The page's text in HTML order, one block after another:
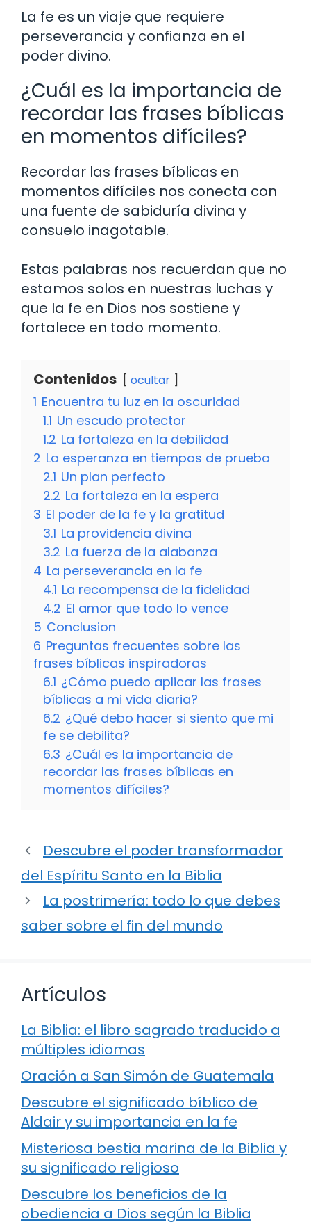
La fe es un viaje que requiere
perseverancia y confianza en el
poder divino.
¿Cuál es la importancia de
recordar las frases bíblicas
en momentos difíciles?
Recordar las frases bíblicas en
momentos difíciles nos conecta con
una fuente de sabiduría divina y
consuelo inagotable.
Estas palabras nos recuerdan que no
estamos solos en nuestras luchas y
que la fe en Dios nos sostiene y
fortalece en todo momento.
Contenidos ocultar
1 Encuentra tu luz en la oscuridad
1.1 Un escudo protector
1.2 La fortaleza en la debilidad
2 La esperanza en tiempos de prueba
2.1 Un plan perfecto
2.2 La fortaleza en la espera
3 El poder de la fe y la gratitud
3.1 La providencia divina
3.2 La fuerza de la alabanza
4 La perseverancia en la fe
4.1 La recompensa de la fidelidad
4.2 El amor que todo lo vence
5 Conclusion
6 Preguntas frecuentes sobre las
frases bíblicas inspiradoras
6.1 ¿Cómo puedo aplicar las frases
bíblicas a mi vida diaria?
6.2 ¿Qué debo hacer si siento que mi
fe se debilita?
6.3 ¿Cuál es la importancia de
recordar las frases bíblicas en
momentos difíciles?
Descubre el poder transformador
del Espíritu Santo en la Biblia
La postrimería: todo lo que debes
saber sobre el fin del mundo
Artículos
La Biblia: el libro sagrado traducido a
múltiples idiomas
Oración a San Simón de Guatemala
Descubre el significado bíblico de
Aldair y su importancia en la fe
Misteriosa bestia marina de la Biblia y
su significado religioso
Descubre los beneficios de la
obediencia a Dios según la Biblia